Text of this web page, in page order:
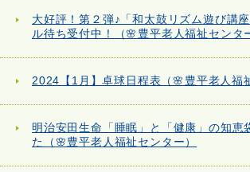
大好評！第２弾♪「和太鼓リズム遊び講
ル待ち受付中！（🌸豊平老人福祉センタ
2024【1月】卓球日程表（🌸豊平老人福
明治安田生命「睡眠」と「健康」の知恵
た（🌸豊平老人福祉センター）